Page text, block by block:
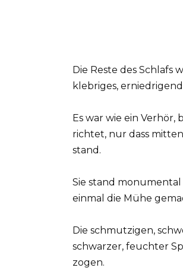
Die Reste des
klebriges,
Es war wie ein Verhör,
richtet, nur dass
stand.
Sie stand
einmal die Mühe
Die schmutzigen,
schwarzer, feuchter
zogen.